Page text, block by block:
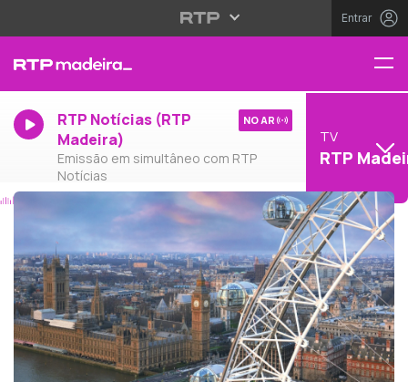
Entrar
RTP Notícias (RTP
Madeira)
Emissão em simultâneo com RTP
Notícias
NO AR
TV
RTP